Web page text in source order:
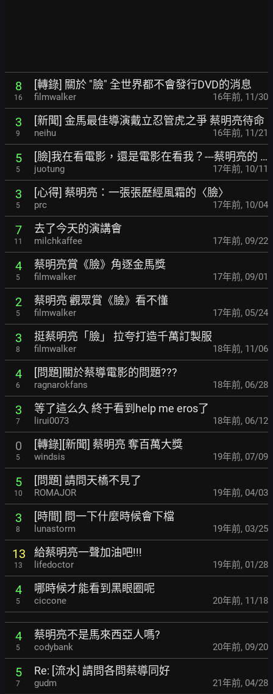
8
16
[轉錄] 關於 "臉" 全世界都不會發行DVD的消息
filmwalker 16年前, 11/30
3
9
[新聞] 金馬最佳導演戴立忍管虎之爭 蔡明亮待命
neihu 16年前, 11/21
5
5
[臉]我在看電影，還是電影在看我？---蔡明亮的 …
juotung 17年前, 10/11
3
5
[心得] 蔡明亮：一張張歷經風霜的〈臉〉
prc 17年前, 10/04
7
11
去了今天的演講會
milchkaffee 17年前, 09/22
4
5
蔡明亮賞《臉》角逐金馬獎
filmwalker 17年前, 09/01
2
5
蔡明亮 觀眾賞《臉》看不懂
filmwalker 17年前, 05/24
3
8
挺蔡明亮「臉」 拉夸打造千萬訂製服
filmwalker 18年前, 11/06
4
6
[問題]關於蔡導電影的問題???
ragnarokfans 18年前, 06/28
3
7
等了這么久 終于看到help me eros了
lirui0073 18年前, 06/12
0
5
[轉錄][新聞] 蔡明亮 奪百萬大獎
windsis 19年前, 07/09
5
10
[問題] 請問天橋不見了
ROMAJOR 19年前, 04/03
3
8
[時間] 問一下什麼時候會下檔
lunastorm 19年前, 03/25
13
13
給蔡明亮一聲加油吧!!!
lifedoctor 19年前, 01/28
4
5
哪時候才能看到黑眼圈呢
ciccone 20年前, 11/18
4
5
蔡明亮不是馬來西亞人嗎?
codybank 20年前, 09/20
5
7
Re: [流水] 請問各問蔡導同好
gudm 21年前, 04/28